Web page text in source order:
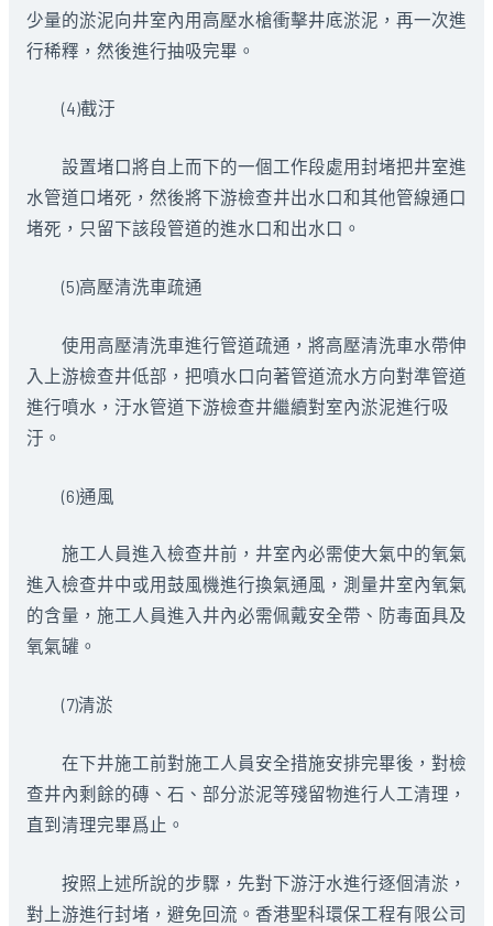
少量的淤泥向井室內用高壓水槍衝擊井底淤泥，再一次進
行稀釋，然後進行抽吸完畢。
(4)截汙
設置堵口將自上而下的一個工作段處用封堵把井室進
水管道口堵死，然後將下游檢查井出水口和其他管線通口
堵死，只留下該段管道的進水口和出水口。
(5)高壓清洗車疏通
使用高壓清洗車進行管道疏通，將高壓清洗車水帶伸
入上游檢查井低部，把噴水口向著管道流水方向對準管道
進行噴水，汙水管道下游檢查井繼續對室內淤泥進行吸
汙。
(6)通風
施工人員進入檢查井前，井室內必需使大氣中的氧氣
進入檢查井中或用鼓風機進行換氣通風，測量井室內氧氣
的含量，施工人員進入井內必需佩戴安全帶、防毒面具及
氧氣罐。
(7)清淤
在下井施工前對施工人員安全措施安排完畢後，對檢
查井內剩餘的磚、石、部分淤泥等殘留物進行人工清理，
直到清理完畢爲止。
按照上述所說的步驟，先對下游汙水進行逐個清淤，
對上游進行封堵，避免回流。香港聖科環保工程有限公司